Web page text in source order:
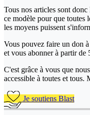
Tous nos articles sont
ce modèle pour que toutes
les moyens puissent
Vous pouvez faire un don
et vous abonner à partir de
C'est grâce à vous que
accessible à toutes et tous.
Je soutiens Blast